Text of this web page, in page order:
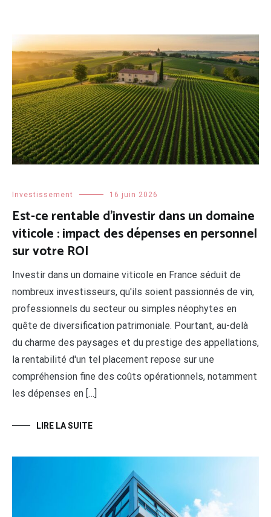
Investissement 16 juin 2026
Est-ce rentable d’investir dans un domaine
viticole : impact des dépenses en personnel
sur votre ROI
Investir dans un domaine viticole en France séduit de
nombreux investisseurs, qu'ils soient passionnés de vin,
professionnels du secteur ou simples néophytes en
quête de diversification patrimoniale. Pourtant, au-delà
du charme des paysages et du prestige des appellations,
la rentabilité d'un tel placement repose sur une
compréhension fine des coûts opérationnels, notamment
les dépenses en […]
LIRE LA SUITE